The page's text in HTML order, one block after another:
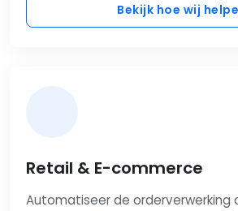
Bekijk hoe wij
Retail & E-commerce
Automatiseer de orderverwerking